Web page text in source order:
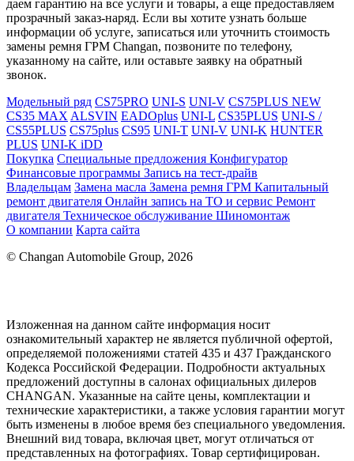
даем гарантию на все услуги и товары, а еще предоставляем
прозрачный заказ-наряд. Если вы хотите узнать больше
информации об услуге, записаться или уточнить стоимость
замены ремня ГРМ Changan, позвоните по телефону,
указанному на сайте, или оставьте заявку на обратный
звонок.
Модельный ряд CS75PRO UNI-S UNI-V CS75PLUS NEW
CS35 MAXALSVIN EADOplus UNI-L CS35PLUS UNI-S /
CS55PLUS CS75plus CS95 UNI-T UNI-V UNI-K HUNTER
PLUS UNI-K iDD
Покупка Специальные предложения Конфигуратор
Финансовые программы Запись на тест-драйв
Владельцам Замена масла Замена ремня ГРМ Капитальный
ремонт двигателя Онлайн запись на ТО и сервис Ремонт
двигателя Техническое обслуживание Шиномонтаж
О компании Карта сайта
© Changan Automobile Group, 2026
Изложенная на данном сайте информация носит
ознакомительный характер не является публичной офертой,
определяемой положениями статей 435 и 437 Гражданского
Кодекса Российской Федерации. Подробности актуальных
предложений доступны в салонах официальных дилеров
CHANGAN. Указанные на сайте цены, комплектации и
технические характеристики, а также условия гарантии могут
быть изменены в любое время без специального уведомления.
Внешний вид товара, включая цвет, могут отличаться от
представленных на фотографиях. Товар сертифицирован.